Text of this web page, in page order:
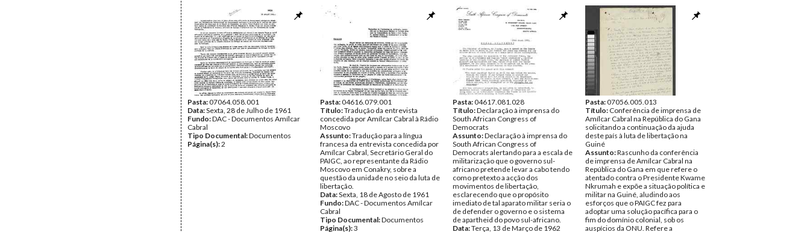
Pasta:07064.058.001
Data:Sexta, 28 de Julho de 1961
Fundo:DAC - Documentos Amílcar
Cabral
Tipo Documental:Documentos
Página(s):2
Pasta:04616.079.001
Título:Tradução da entrevista
concedida por Amílcar Cabral à Rádio
Moscovo
Assunto:Tradução para a língua
francesa da entrevista concedida por
Amílcar Cabral, Secretário Geral do
PAIGC, ao representante da Rádio
Moscovo em Conakry, sobre a
questão da unidade no seio da luta de
libertação.
Data:Sexta, 18 de Agosto de 1961
Fundo:DAC - Documentos Amílcar
Cabral
Tipo Documental:Documentos
Página(s):3
Pasta:04617.081.028
Título:Declaração à imprensa do
South African Congress of
Democrats
Assunto:Declaração à imprensa do
South African Congress of
Democrats alertando para a escala de
militarização que o governo sul-
africano pretende levar a cabo tendo
como pretexto a acção dos
movimentos de libertação,
esclarecendo que o propósito
imediato de tal aparato militar seria o
de defender o governo e o sistema
de apartheid do povo sul-africano.
Data:Terça, 13 de Março de 1962
Pasta:07056.005.013
Título: Conferência de imprensa de
Amílcar Cabral na República do Gana
solicitando a continuação da ajuda
deste país à luta de libertação na
Guiné
Assunto:Rascunho da conferência
de imprensa de Amílcar Cabral na
República do Gana em que refere o
atentado contra o Presidente Kwame
Nkrumah e expõe a situação política e
militar na Guiné, aludindo aos
esforços que o PAIGC fez para
adoptar uma solução pacífica para o
fim do domínio colonial, sob os
auspícios da ONU. Refere a